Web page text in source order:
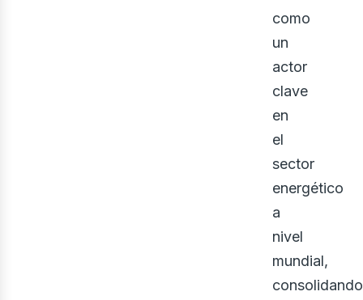
como
un
actor
clave
en
el
sector
energético
a
nivel
mundial,
consolidando